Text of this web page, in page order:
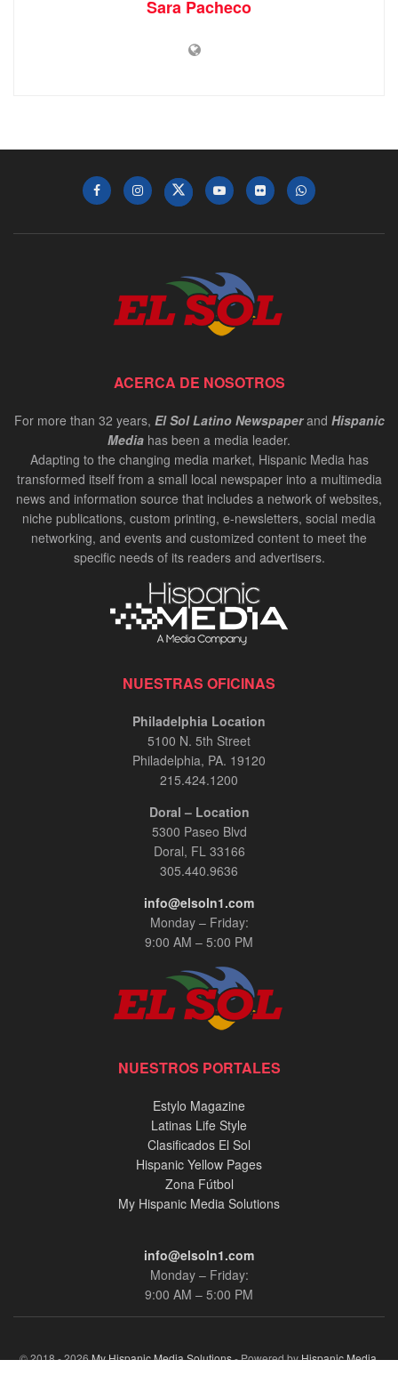
Sara Pacheco
ACERCA DE NOSOTROS
For more than 32 years, El Sol Latino Newspaperand Hispanic
Media has been a media leader.
Adapting to the changing media market, Hispanic Media has
transformed itself from a small local newspaper into a multimedia
news and information source that includes a network of websites,
niche publications, custom printing, e-newsletters, social media
networking, and events and customized content to meet the
specific needs of its readers and advertisers.
NUESTRAS OFICINAS
Philadelphia Location
5100 N. 5th Street
Philadelphia, PA. 19120
215.424.1200
Doral – Location
5300 Paseo Blvd
Doral, FL 33166
305.440.9636
info@elsoln1.com
Monday – Friday:
9:00 AM – 5:00 PM
NUESTROS PORTALES
Estylo Magazine
Latinas Life Style
Clasificados El Sol
Hispanic Yellow Pages
Zona Fútbol
My Hispanic Media Solutions
info@elsoln1.com
Monday – Friday:
9:00 AM – 5:00 PM
© 2018 - 2026My Hispanic Media Solutions- Powered byHispanic Media,